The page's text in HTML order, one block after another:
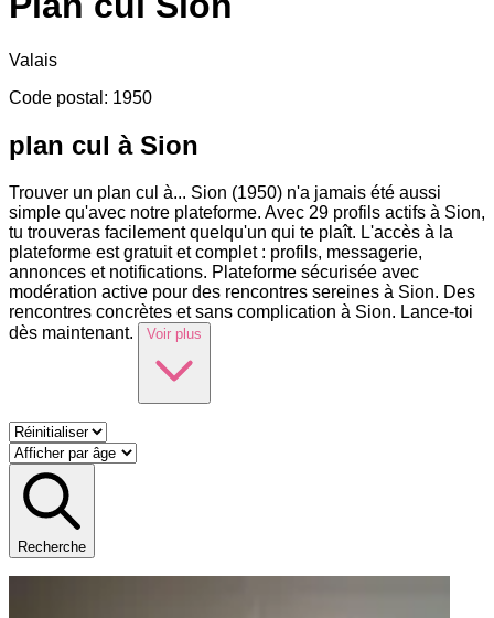
Valais
Code postal : 1950
plan cul à Sion
Trouver un plan cul à... Sion (1950) n'a jamais été aussi
simple qu'avec notre plateforme. Avec 29 profils actifs à Sion,
tu trouveras facilement quelqu'un qui te plaît. L'accès à la
plateforme est gratuit et complet : profils, messagerie,
annonces et notifications. Plateforme sécurisée avec
modération active pour des rencontres sereines à Sion. Des
rencontres concrètes et sans complication à Sion. Lance-toi
dès maintenant.
Voir plus
Recherche